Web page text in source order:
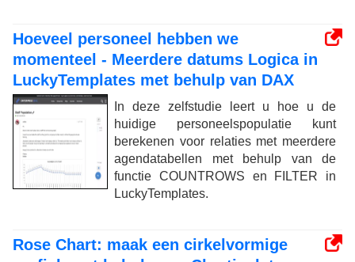
Hoeveel personeel hebben we
momenteel - Meerdere datums Logica in
LuckyTemplates met behulp van DAX
In deze zelfstudie leert u hoe u de
huidige personeelspopulatie kunt
berekenen voor relaties met meerdere
agendatabellen met behulp van de
functie COUNTROWS en FILTER in
LuckyTemplates.
Rose Chart: maak een cirkelvormige